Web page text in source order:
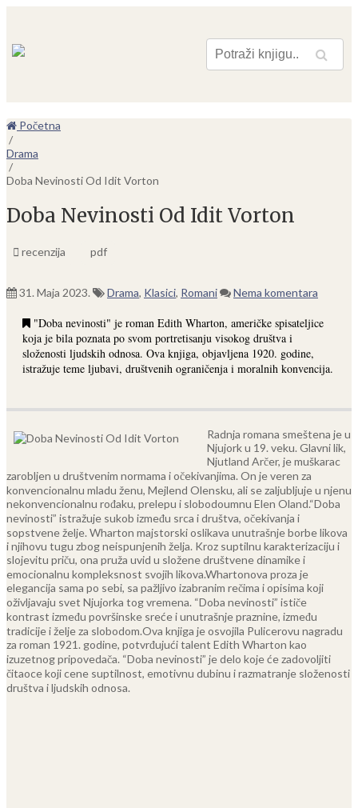
Pretraga
Početna
/
Drama
/
Doba Nevinosti Od Idit Vorton
Doba Nevinosti Od Idit Vorton
recenzija pdf
31. Maja 2023. Drama, Klasici, Romani Nema komentara
"Doba nevinosti" je roman Edith Wharton, američke spisateljice
koja je bila poznata po svom portretisanju visokog društva i
složenosti ljudskih odnosa. Ova knjiga, objavljena 1920. godine,
istražuje teme ljubavi, društvenih ograničenja i moralnih konvencija.
Radnja romana smeštena je u
Njujork u 19. veku. Glavni lik,
Njutland Arčer, je muškarac
zarobljen u društvenim normama i očekivanjima. On je veren za
konvencionalnu mladu ženu, Mejlend Olensku, ali se zaljubljuje u njenu
nekonvencionalnu rođaku, prelepu i slobodoumnu Elen Oland.“Doba
nevinosti” istražuje sukob između srca i društva, očekivanja i
sopstvene želje. Wharton majstorski oslikava unutrašnje borbe likova
i njihovu tugu zbog neispunjenih želja. Kroz suptilnu karakterizaciju i
slojevitu priču, ona pruža uvid u složene društvene dinamike i
emocionalnu kompleksnost svojih likova.Whartonova proza je
elegancija sama po sebi, sa pažljivo izabranim rečima i opisima koji
oživljavaju svet Njujorka tog vremena. “Doba nevinosti” ističe
kontrast između površinske sreće i unutrašnje praznine, između
tradicije i želje za slobodom.Ova knjiga je osvojila Pulicerovu nagradu
za roman 1921. godine, potvrđujući talent Edith Wharton kao
izuzetnog pripovedača. “Doba nevinosti” je delo koje će zadovoljiti
čitaoce koji cene suptilnost, emotivnu dubinu i razmatranje složenosti
društva i ljudskih odnosa.